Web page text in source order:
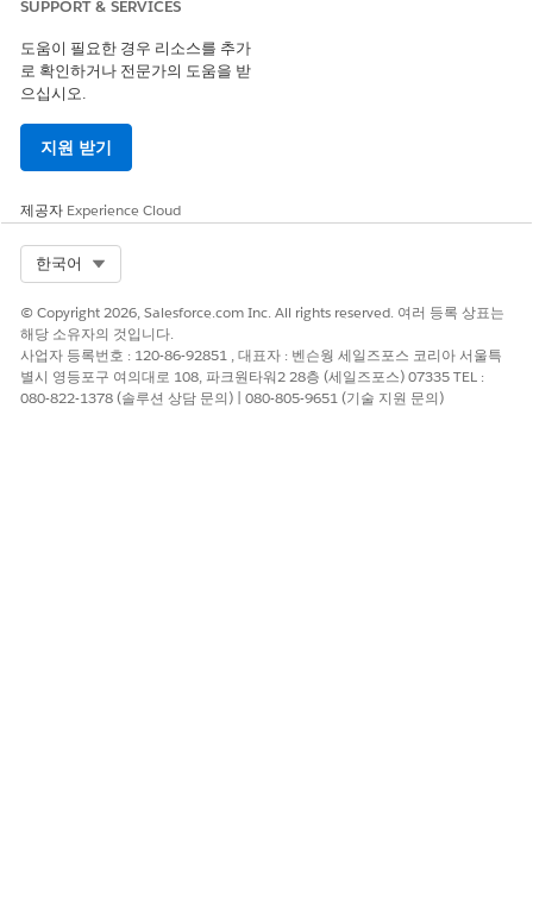
SUPPORT & SERVICES
도움이 필요한 경우 리소스를 추가
로 확인하거나 전문가의 도움을 받
으십시오.
지원 받기
제공자 Experience Cloud
한국어
© Copyright 2026, Salesforce.com Inc. All rights reserved. 여러 등록 상표는
해당 소유자의 것입니다.
사업자 등록번호 : 120-86-92851 , 대표자 : 벤슨웡 세일즈포스 코리아 서울특
별시 영등포구 여의대로 108, 파크원타워2 28층 (세일즈포스) 07335 TEL :
080-822-1378 (솔루션 상담 문의) | 080-805-9651 (기술 지원 문의)